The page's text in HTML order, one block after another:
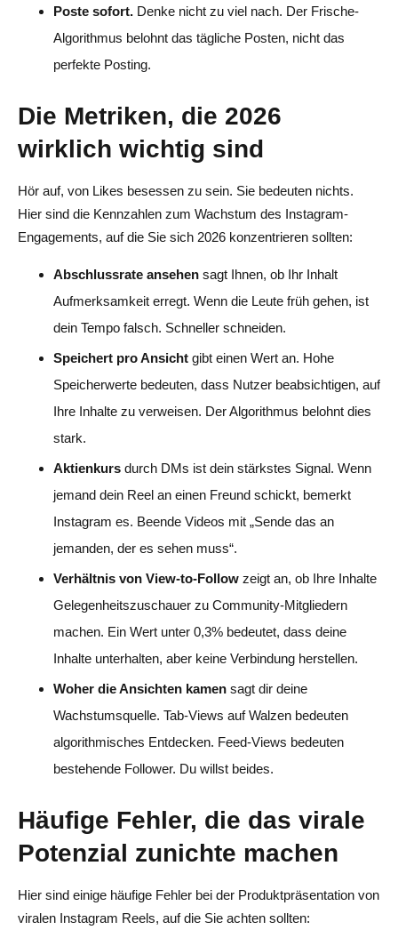
Poste sofort. Denke nicht zu viel nach. Der Frische-
Algorithmus belohnt das tägliche Posten, nicht das
perfekte Posting.
Die Metriken, die 2026
wirklich wichtig sind
Hör auf, von Likes besessen zu sein. Sie bedeuten nichts.
Hier sind die Kennzahlen zum Wachstum des Instagram-
Engagements, auf die Sie sich 2026 konzentrieren sollten:
Abschlussrate ansehen sagt Ihnen, ob Ihr Inhalt
Aufmerksamkeit erregt. Wenn die Leute früh gehen, ist
dein Tempo falsch. Schneller schneiden.
Speichert pro Ansicht gibt einen Wert an. Hohe
Speicherwerte bedeuten, dass Nutzer beabsichtigen, auf
Ihre Inhalte zu verweisen. Der Algorithmus belohnt dies
stark.
Aktienkurs durch DMs ist dein stärkstes Signal. Wenn
jemand dein Reel an einen Freund schickt, bemerkt
Instagram es. Beende Videos mit „Sende das an
jemanden, der es sehen muss“.
Verhältnis von View-to-Follow zeigt an, ob Ihre Inhalte
Gelegenheitszuschauer zu Community-Mitgliedern
machen. Ein Wert unter 0,3% bedeutet, dass deine
Inhalte unterhalten, aber keine Verbindung herstellen.
Woher die Ansichten kamen sagt dir deine
Wachstumsquelle. Tab-Views auf Walzen bedeuten
algorithmisches Entdecken. Feed-Views bedeuten
bestehende Follower. Du willst beides.
Häufige Fehler, die das virale
Potenzial zunichte machen
Hier sind einige häufige Fehler bei der Produktpräsentation von
viralen Instagram Reels, auf die Sie achten sollten: